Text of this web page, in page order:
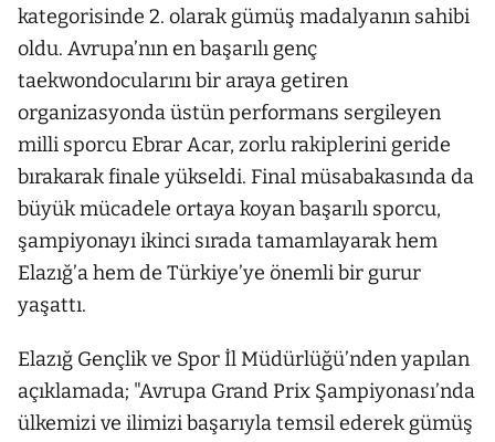
kategorisinde 2. olarak gümüş madalyanın sahibi
oldu. Avrupa’nın en başarılı genç
taekwondocularını bir araya getiren
organizasyonda üstün performans sergileyen
milli sporcu Ebrar Acar, zorlu rakiplerini geride
bırakarak finale yükseldi. Final müsabakasında da
büyük mücadele ortaya koyan başarılı sporcu,
şampiyonayı ikinci sırada tamamlayarak hem
Elazığ’a hem de Türkiye’ye önemli bir gurur
yaşattı.
Elazığ Gençlik ve Spor İl Müdürlüğü’nden yapılan
açıklamada; "Avrupa Grand Prix Şampiyonası’nda
ülkemizi ve ilimizi başarıyla temsil ederek gümüş